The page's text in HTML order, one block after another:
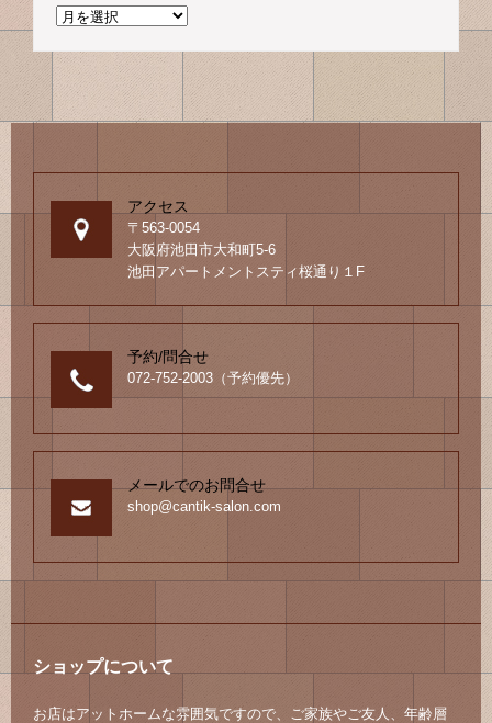
過
の
グ
アクセス
〒563-0054
大阪府池田市大和町5-6
池田アパートメントスティ桜通り１F
予約/問合せ
072-752-2003（予約優先）
メールでのお問合せ
shop@cantik-salon.com
ショップについて
お店はアットホームな雰囲気ですので、ご家族やご友人、年齢層